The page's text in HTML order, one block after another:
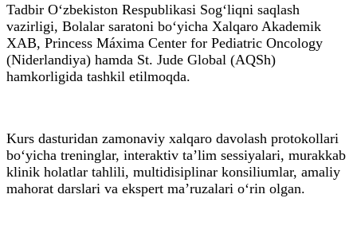
Tadbir O‘zbekiston Respublikasi Sog‘liqni saqlash
vazirligi, Bolalar saratoni bo‘yicha Xalqaro Akademik
XAB, Princess Máxima Center for Pediatric Oncology
(Niderlandiya) hamda St. Jude Global (AQSh)
hamkorligida tashkil etilmoqda.
Kurs dasturidan zamonaviy xalqaro davolash protokollari
bo‘yicha treninglar, interaktiv ta’lim sessiyalari, murakkab
klinik holatlar tahlili, multidisiplinar konsiliumlar, amaliy
mahorat darslari va ekspert ma’ruzalari o‘rin olgan.